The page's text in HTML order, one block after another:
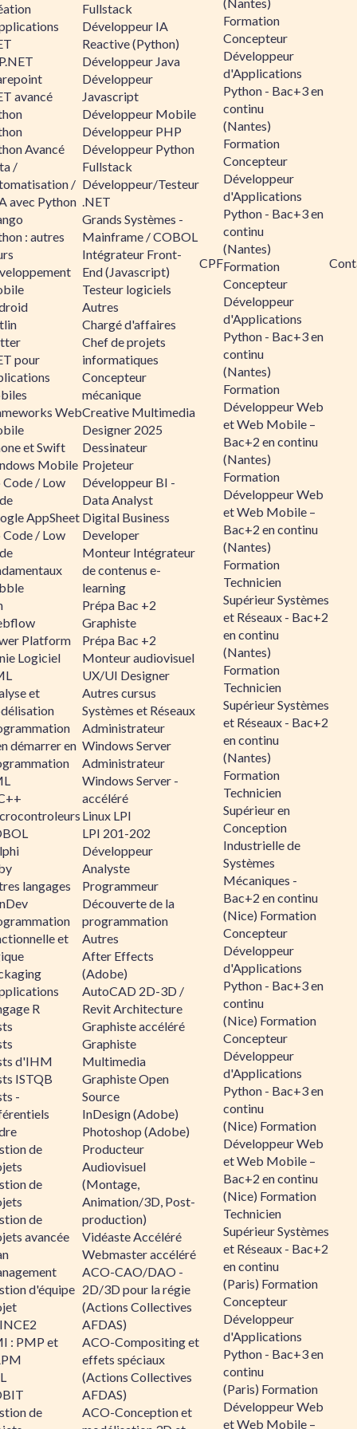
avancé
Avancé
/
/
avec Python
: autres
pour
Web
et Swift
Mobile
/ Low
AppSheet
/ Low
Platform
Logiciel
et
démarrer en
langages
et
R
d'IHM
ISTQB
-
de
de
de
avancée
d'équipe
: PMP et
de
Fullstack
Développeur IA
Reactive (Python)
Développeur Java
Développeur
Javascript
Développeur Mobile
Développeur PHP
Développeur Python
Fullstack
Développeur/Testeur
.NET
Grands Systèmes -
Mainframe / COBOL
Intégrateur Front-
End (Javascript)
Testeur logiciels
Autres
Chargé d'affaires
Chef de projets
informatiques
Concepteur
mécanique
Creative Multimedia
Designer 2025
Dessinateur
Projeteur
Développeur BI -
Data Analyst
Digital Business
Developer
Monteur Intégrateur
de contenus e-
learning
Prépa Bac +2
Graphiste
Prépa Bac +2
Monteur audiovisuel
UX/UI Designer
Autres cursus
Systèmes et Réseaux
Administrateur
Windows Server
Administrateur
Windows Server -
accéléré
Linux LPI
LPI 201-202
Développeur
Analyste
Programmeur
Découverte de la
programmation
Autres
After Effects
(Adobe)
AutoCAD 2D-3D /
Revit Architecture
Graphiste accéléré
Graphiste
Multimedia
Graphiste Open
Source
InDesign (Adobe)
Photoshop (Adobe)
Producteur
Audiovisuel
(Montage,
Animation/3D, Post-
production)
Vidéaste Accéléré
Webmaster accéléré
ACO-CAO/DAO -
2D/3D pour la régie
(Actions Collectives
AFDAS)
ACO-Compositing et
effets spéciaux
(Actions Collectives
AFDAS)
ACO-Conception et
CPF
Formation
Concepteur
Développeur
d'Applications
Python - Bac+3 en
continu
(Nantes)
Formation
Concepteur
Développeur
d'Applications
Python - Bac+3 en
continu
(Nantes)
Formation
Concepteur
Développeur
d'Applications
Python - Bac+3 en
continu
(Nantes)
Formation
Développeur Web
et Web Mobile –
Bac+2 en continu
(Nantes)
Formation
Développeur Web
et Web Mobile –
Bac+2 en continu
(Nantes)
Formation
Technicien
Supérieur Systèmes
et Réseaux - Bac+2
en continu
(Nantes)
Formation
Technicien
Supérieur Systèmes
et Réseaux - Bac+2
en continu
(Nantes)
Formation
Technicien
Supérieur en
Conception
Industrielle de
Systèmes
Mécaniques -
Bac+2 en continu
(Nice) Formation
Concepteur
Développeur
d'Applications
Python - Bac+3 en
continu
(Nice) Formation
Concepteur
Développeur
d'Applications
Python - Bac+3 en
continu
(Nice) Formation
Développeur Web
et Web Mobile –
Bac+2 en continu
(Nice) Formation
Technicien
Supérieur Systèmes
et Réseaux - Bac+2
en continu
(Paris) Formation
Concepteur
Développeur
d'Applications
Python - Bac+3 en
continu
(Paris) Formation
Développeur Web
et Web Mobile –